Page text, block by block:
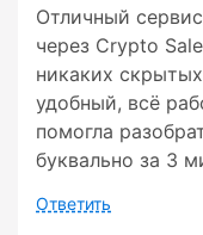
Отличный
через Crypto
никаких
удобный, всё
помогла
буквально за 3
Ответить